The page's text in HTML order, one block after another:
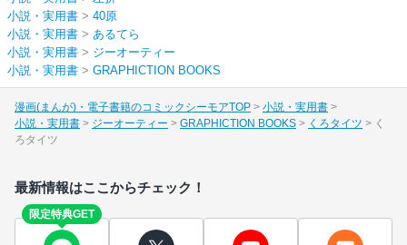
小説・実用書 > 40原
小説・実用書 > あるてら
小説・実用書 > ジーオーティー
小説・実用書 > GRAPHICTION BOOKS
漫画(まんが)・電子書籍のコミックシーモアTOP
小説・実用書
小説・実用書
ジーオーティー GRAPHICTION BOOKS くろタイツ
く
ろタイツ
最新情報はここからチェック！
限定特典GET